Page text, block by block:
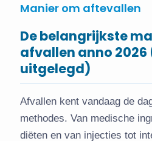
Manier om aftevallen
De belangrijkste
afvallen anno
uitgelegd)
Afvallen kent vandaag de
methodes. Van medische
diëten en van injecties tot